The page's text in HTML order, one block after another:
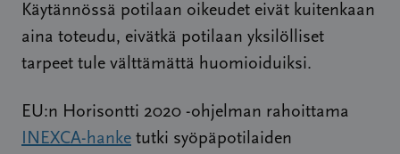
Käytännössä potilaan oikeudet eivät kuitenkaan
aina toteudu, eivätkä potilaan yksilölliset
tarpeet tule välttämättä huomioiduiksi.
EU:n Horisontti 2020 -ohjelman rahoittama
INEXCA-hanke tutki syöpäpotilaiden